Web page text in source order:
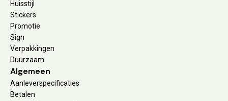
Huisstijl
Stickers
Promotie
Sign
Verpakkingen
Duurzaam
Algemeen
Aanleverspecificaties
Betalen